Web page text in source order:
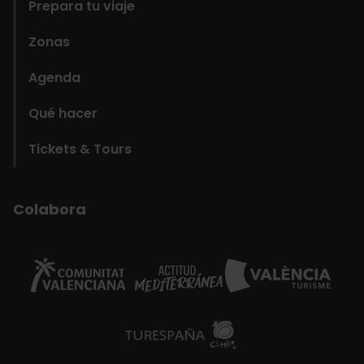
Prepara tu viaje
Zonas
Agenda
Qué hacer
Tickets & Tours
Colabora